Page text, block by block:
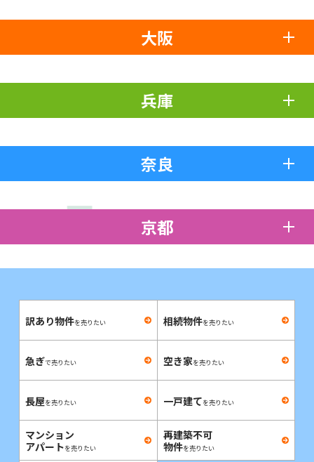
大阪
兵庫
奈良
京都
訳あり物件を売りたい 相続物件を売りたい
急ぎで売りたい 空き家を売りたい
長屋を売りたい 一戸建てを売りたい
マンション
アパートを売りたい
再建築不可
物件を売りたい